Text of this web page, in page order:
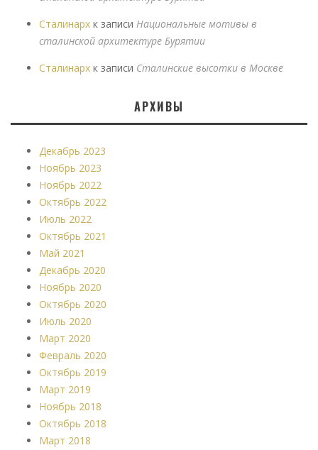
Сталинарх к записи Национальные мотивы в
сталинской архитектуре Бурятии
Сталинарх к записи Сталинские высотки в Москве
АРХИВЫ
Декабрь 2023
Ноябрь 2023
Ноябрь 2022
Октябрь 2022
Июль 2022
Октябрь 2021
Май 2021
Декабрь 2020
Ноябрь 2020
Октябрь 2020
Июль 2020
Март 2020
Февраль 2020
Октябрь 2019
Март 2019
Ноябрь 2018
Октябрь 2018
Март 2018